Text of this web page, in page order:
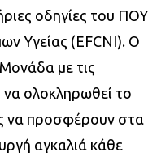
οδηγίες του ΠΟΥ
Υγείας (EFCNΙ). O
με τις
ολοκληρωθεί το
να προσφέρουν στα
αγκαλιά κάθε